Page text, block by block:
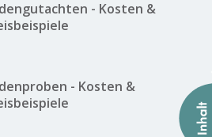
- Kosten &
- Kosten &